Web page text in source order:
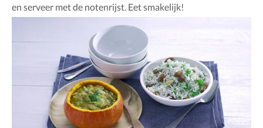
en serveer met de notenrijst. Eet smakelijk!